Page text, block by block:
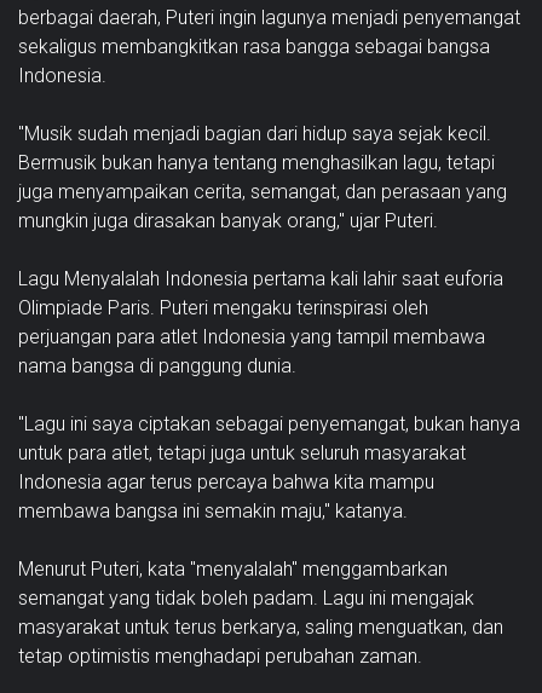
berbagai daerah, Puteri ingin lagunya menjadi penyemangat
sekaligus membangkitkan rasa bangga sebagai bangsa
Indonesia.
"Musik sudah menjadi bagian dari hidup saya sejak kecil.
Bermusik bukan hanya tentang menghasilkan lagu, tetapi
juga menyampaikan cerita, semangat, dan perasaan yang
mungkin juga dirasakan banyak orang," ujar Puteri.
Lagu Menyalalah Indonesia pertama kali lahir saat euforia
Olimpiade Paris. Puteri mengaku terinspirasi oleh
perjuangan para atlet Indonesia yang tampil membawa
nama bangsa di panggung dunia.
"Lagu ini saya ciptakan sebagai penyemangat, bukan hanya
untuk para atlet, tetapi juga untuk seluruh masyarakat
Indonesia agar terus percaya bahwa kita mampu
membawa bangsa ini semakin maju," katanya.
Menurut Puteri, kata "menyalalah" menggambarkan
semangat yang tidak boleh padam. Lagu ini mengajak
masyarakat untuk terus berkarya, saling menguatkan, dan
tetap optimistis menghadapi perubahan zaman.